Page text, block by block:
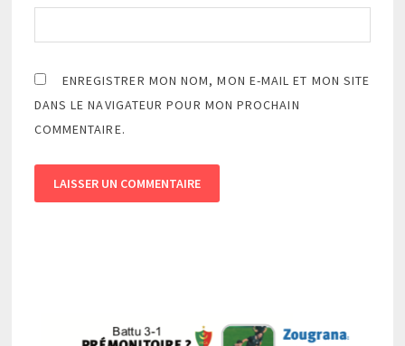
ENREGISTRER MON NOM, MON E-MAIL ET MON SITE
DANS LE NAVIGATEUR POUR MON PROCHAIN
COMMENTAIRE.